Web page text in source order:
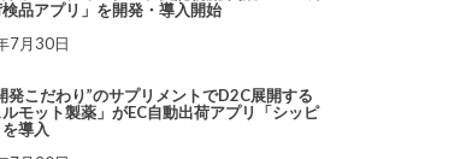
品アプリ」を開発・導入開始
7月30日
発こだわり”のサプリメントでD2C展開する
ルモット製薬」がEC自動出荷アプリ「シッピ
導入